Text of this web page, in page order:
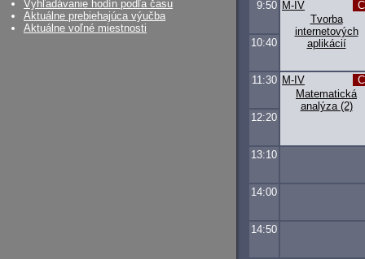
9:50
Tvorba
internetových
aplikácií
M-IV C
10:40
11:30
Matematická
analýza (2)
M-IV C
12:20
13:10
14:00
14:50
Vyhľadávanie hodín podľa času
Aktuálne prebiehajúca výučba
Aktuálne voľné miestnosti